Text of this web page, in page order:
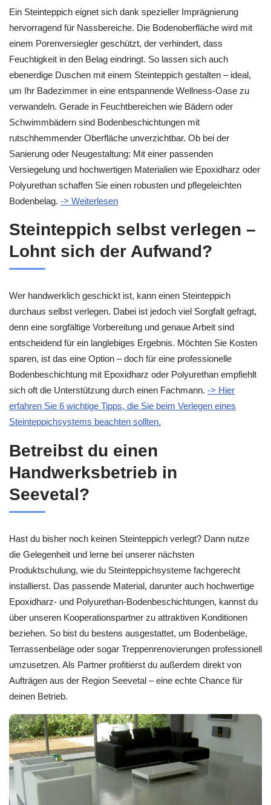
Ein Steinteppich eignet sich dank spezieller Imprägnierung
hervorragend für Nassbereiche. Die Bodenoberfläche wird mit
einem Porenversiegler geschützt, der verhindert, dass
Feuchtigkeit in den Belag eindringt. So lassen sich auch
ebenerdige Duschen mit einem Steinteppich gestalten – ideal,
um Ihr Badezimmer in eine entspannende Wellness-Oase zu
verwandeln. Gerade in Feuchtbereichen wie Bädern oder
Schwimmbädern sind Bodenbeschichtungen mit
rutschhemmender Oberfläche unverzichtbar. Ob bei der
Sanierung oder Neugestaltung: Mit einer passenden
Versiegelung und hochwertigen Materialien wie Epoxidharz oder
Polyurethan schaffen Sie einen robusten und pflegeleichten
Bodenbelag. -> Weiterlesen
Steinteppich selbst verlegen –
Lohnt sich der Aufwand?
Wer handwerklich geschickt ist, kann einen Steinteppich
durchaus selbst verlegen. Dabei ist jedoch viel Sorgfalt gefragt,
denn eine sorgfältige Vorbereitung und genaue Arbeit sind
entscheidend für ein langlebiges Ergebnis. Möchten Sie Kosten
sparen, ist das eine Option – doch für eine professionelle
Bodenbeschichtung mit Epoxidharz oder Polyurethan empfiehlt
sich oft die Unterstützung durch einen Fachmann. -> Hier
erfahren Sie 6 wichtige Tipps, die Sie beim Verlegen eines
Steinteppichsystems beachten sollten.
Betreibst du einen
Handwerksbetrieb in
Seevetal?
Hast du bisher noch keinen Steinteppich verlegt? Dann nutze
die Gelegenheit und lerne bei unserer nächsten
Produktschulung, wie du Steinteppichsysteme fachgerecht
installierst. Das passende Material, darunter auch hochwertige
Epoxidharz- und Polyurethan-Bodenbeschichtungen, kannst du
über unseren Kooperationspartner zu attraktiven Konditionen
beziehen. So bist du bestens ausgestattet, um Bodenbeläge,
Terrassenbeläge oder sogar Treppenrenovierungen professionell
umzusetzen. Als Partner profitierst du außerdem direkt von
Aufträgen aus der Region Seevetal – eine echte Chance für
deinen Betrieb.